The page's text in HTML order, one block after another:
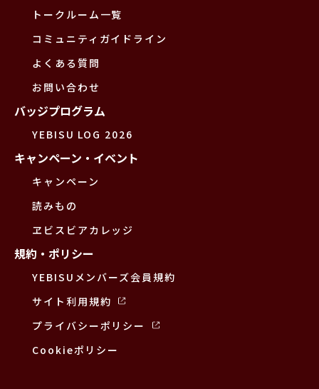
トークルーム一覧
コミュニティガイドライン
よくある質問
お問い合わせ
バッジプログラム
YEBISU LOG 2026
キャンペーン・イベント
キャンペーン
読みもの
ヱビスビアカレッジ
規約・ポリシー
YEBISUメンバーズ会員規約
サイト利用規約
プライバシーポリシー
Cookieポリシー